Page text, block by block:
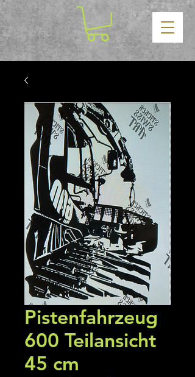
Pistenfahrzeug
600 Teilansicht
45 cm